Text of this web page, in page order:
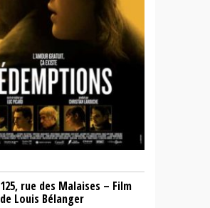
125, rue des Malaises – Film
de Louis Bélanger